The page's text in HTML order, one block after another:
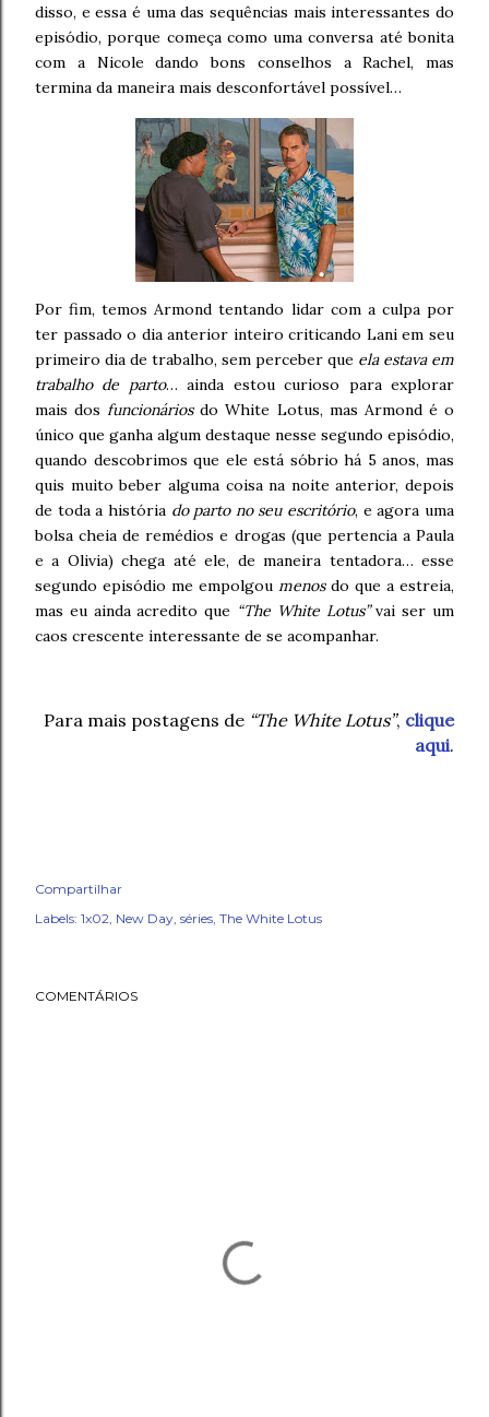
disso, e essa é uma das sequências mais interessantes do
episódio, porque começa como uma conversa até bonita
com a Nicole dando bons conselhos a Rachel, mas
termina da maneira mais desconfortável possível…
Por fim, temos Armond tentando lidar com a culpa por
ter passado o dia anterior inteiro criticando Lani em seu
primeiro dia de trabalho, sem perceber que ela estava em
trabalho de parto… ainda estou curioso para explorar
mais dosfuncionáriosdo White Lotus, mas Armond é o
único que ganha algum destaque nesse segundo episódio,
quando descobrimos que ele está sóbrio há 5 anos, mas
quis muito beber alguma coisa na noite anterior, depois
de toda a história do parto no seu escritório, e agora uma
bolsa cheia de remédios e drogas (que pertencia a Paula
e a Olivia) chega até ele, de maneira tentadora… esse
segundo episódio me empolgou menosdo que a estreia,
mas eu ainda acredito que “The White Lotus”vai ser um
caos crescente interessante de se acompanhar.
Para mais postagens de “The White Lotus”, clique
aqui.
Compartilhar
Labels: 1x02 New Day séries The White Lotus
COMENTÁRIOS